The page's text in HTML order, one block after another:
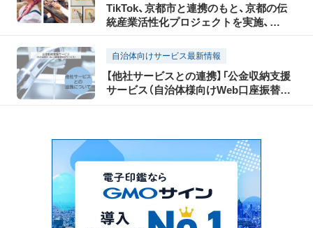
TikTok、京都市と連携のもと、京都の伝
統産業活性化プロジェクトを実施、
統産業グッズを制作、ショートムービー
で魅力を発信
自治体向けサービス最新情報
【他社サービスとの連携】「公金収納支援
サービス（自治体様向けWeb口座振替受